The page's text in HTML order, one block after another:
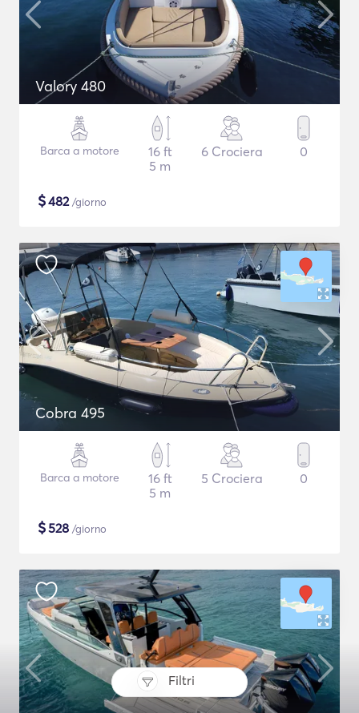
Filtri
Valory 480
Barca a motore
16 ft
5 m
6 Crociera 0
$482/giorno
Cobra 495
Barca a motore
16 ft
5 m
5 Crociera 0
$528 /giorno